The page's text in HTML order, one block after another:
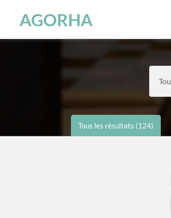
AGORHA
Tous les résultats (124)